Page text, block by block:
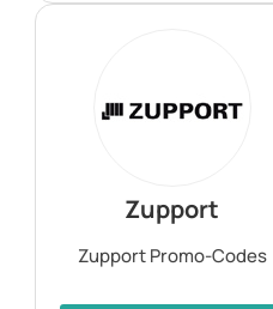
Zupport
Zupport Promo-Codes